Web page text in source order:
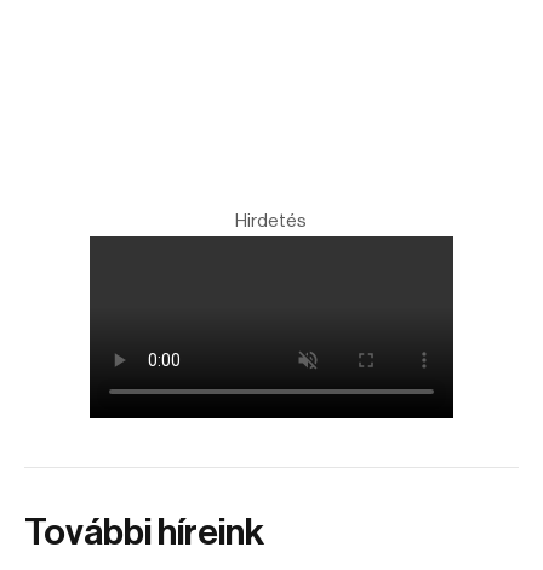
Hirdetés
További híreink